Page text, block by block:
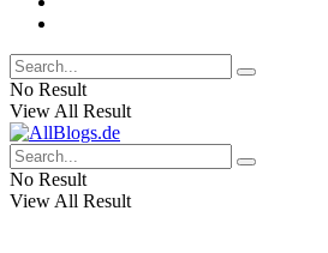
No Result
View All Result
No Result
View All Result